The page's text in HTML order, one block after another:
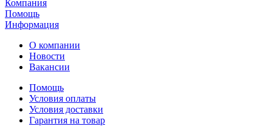
Компания
Помощь
Информация
О компании
Новости
Вакансии
Помощь
Условия оплаты
Условия доставки
Гарантия на товар